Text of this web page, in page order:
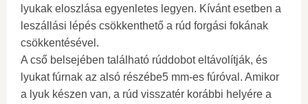
lyukak eloszlása ​​egyenletes legyen. Kívánt esetben a
leszállási lépés csökkenthető a rúd forgási fokának
csökkentésével.
A cső belsejében található rúddobot eltávolítják, és
lyukat fúrnak az alsó részébe5 mm-es fúróval. Amikor
a lyuk készen van, a rúd visszatér korábbi helyére a